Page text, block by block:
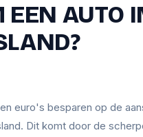
AUTO
euro's besparen op de
Dit komt door de